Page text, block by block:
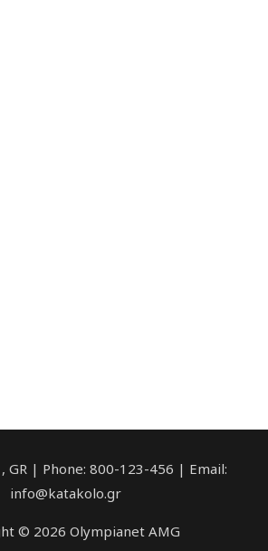
GR | Phone: 800-123-456 | Email:
info@katakolo.gr
© 2026 Olympianet AMG